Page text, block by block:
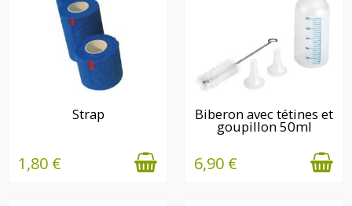
EN STOCK
Strap
1,80 €
EN STOCK
Biberon avec tétines et
goupillon 50ml
6,90 €